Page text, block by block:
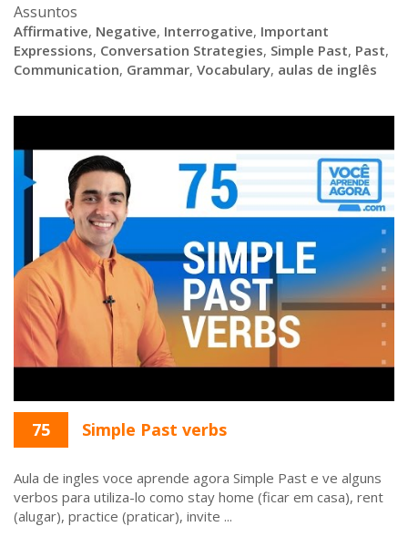
Assuntos
Affirmative, Negative, Interrogative, Important
Expressions, Conversation Strategies, Simple Past, Past,
Communication, Grammar, Vocabulary, aulas de inglês
75 Simple Past verbs
Aula de ingles voce aprende agora Simple Past e ve alguns
verbos para utiliza-lo como stay home (ficar em casa), rent
(alugar), practice (praticar), invite ...